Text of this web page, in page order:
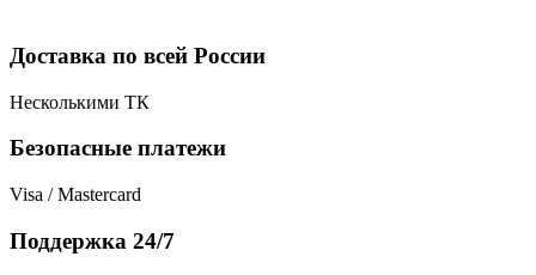
Доставка по всей России
Несколькими ТК
Безопасные платежи
Visa / Mastercard
Поддержка 24/7